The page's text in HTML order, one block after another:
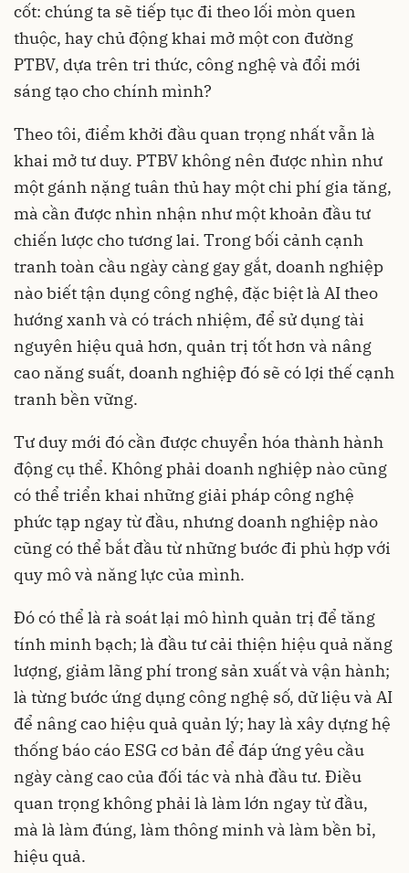
cốt: chúng ta sẽ tiếp tục đi theo lối mòn quen
thuộc, hay chủ động khai mở một con đường
PTBV, dựa trên tri thức, công nghệ và đổi mới
sáng tạo cho chính mình?
Theo tôi, điểm khởi đầu quan trọng nhất vẫn là
khai mở tư duy. PTBV không nên được nhìn như
một gánh nặng tuân thủ hay một chi phí gia tăng,
mà cần được nhìn nhận như một khoản đầu tư
chiến lược cho tương lai. Trong bối cảnh cạnh
tranh toàn cầu ngày càng gay gắt, doanh nghiệp
nào biết tận dụng công nghệ, đặc biệt là AI theo
hướng xanh và có trách nhiệm, để sử dụng tài
nguyên hiệu quả hơn, quản trị tốt hơn và nâng
cao năng suất, doanh nghiệp đó sẽ có lợi thế cạnh
tranh bền vững.
Tư duy mới đó cần được chuyển hóa thành hành
động cụ thể. Không phải doanh nghiệp nào cũng
có thể triển khai những giải pháp công nghệ
phức tạp ngay từ đầu, nhưng doanh nghiệp nào
cũng có thể bắt đầu từ những bước đi phù hợp với
quy mô và năng lực của mình.
Đó có thể là rà soát lại mô hình quản trị để tăng
tính minh bạch; là đầu tư cải thiện hiệu quả năng
lượng, giảm lãng phí trong sản xuất và vận hành;
là từng bước ứng dụng công nghệ số, dữ liệu và AI
để nâng cao hiệu quả quản lý; hay là xây dựng hệ
thống báo cáo ESG cơ bản để đáp ứng yêu cầu
ngày càng cao của đối tác và nhà đầu tư. Điều
quan trọng không phải là làm lớn ngay từ đầu,
mà là làm đúng, làm thông minh và làm bền bỉ,
hiệu quả.